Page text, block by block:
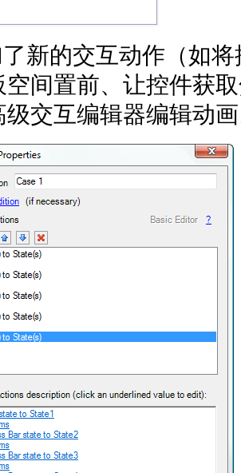
新的交互动作（如
空间置前、让控件获
级交互编辑器编辑动